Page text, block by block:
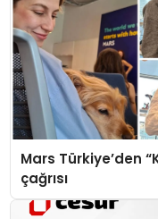
Mars Türkiye’den
çağrısı